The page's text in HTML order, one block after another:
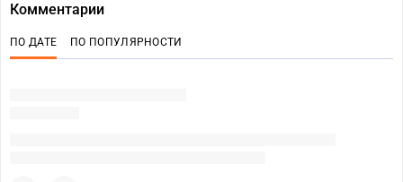
Комментарии
ПО ДАТЕ ПО ПОПУЛЯРНОСТИ